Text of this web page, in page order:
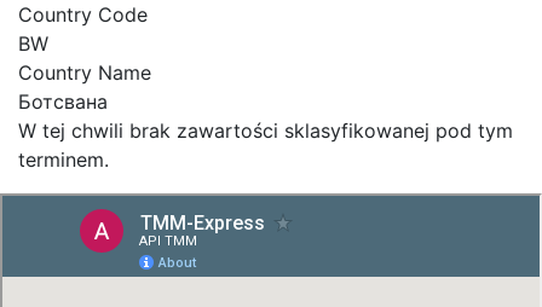
Country Code
BW
Country Name
Ботсвана
W tej chwili brak zawartości sklasyfikowanej pod tym
terminem.